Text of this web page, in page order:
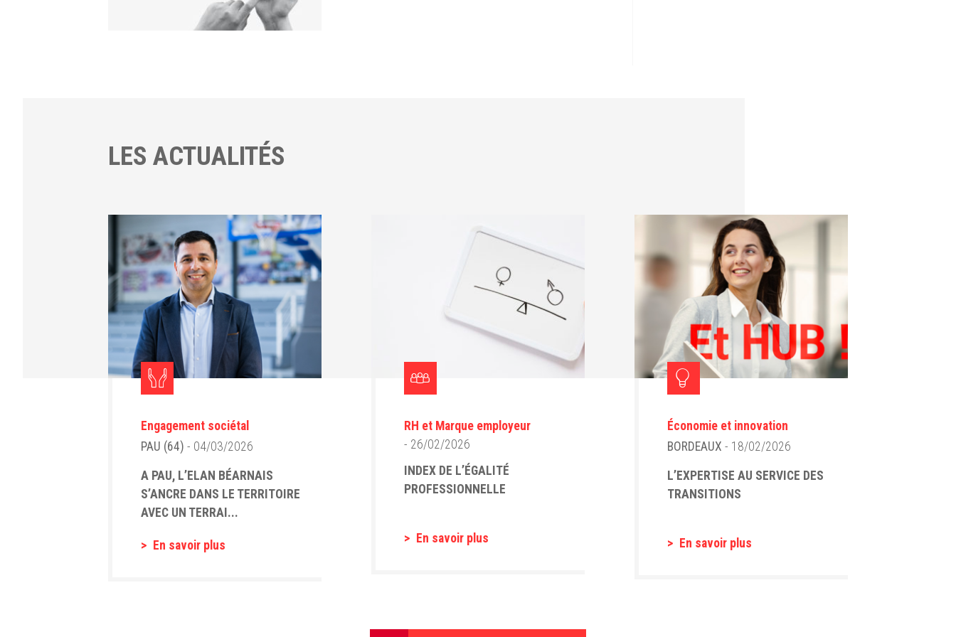
LES ACTUALITÉS
Engagement sociétal
PAU (64) - 04/03/2026
A PAU, L’ELAN BÉARNAIS
S’ANCRE DANS LE TERRITOIRE
AVEC UN TERRAI...
En savoir plus
RH et Marque employeur
- 26/02/2026
INDEX DE L’ÉGALITÉ
PROFESSIONNELLE
En savoir plus
Économie et innovation
BORDEAUX - 18/02/2026
L’EXPERTISE AU SERVICE DES
TRANSITIONS
En savoir plus